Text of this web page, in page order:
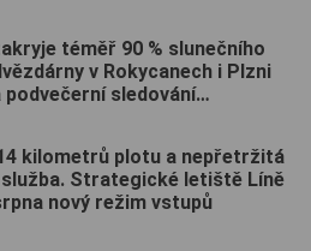
téměř 90 % slunečního
v Rokycanech i Plzni
podvečerní sledování
kilometrů plotu a nepřetržitá
Strategické letiště Líně
nový režim vstupů